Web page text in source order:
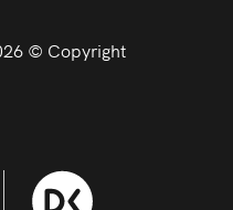
© Copyright